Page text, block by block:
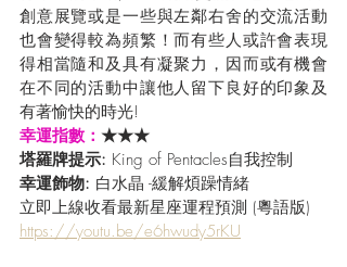
創意展覽或是一些與左鄰右舍的交流活動
也會變得較為頻繁！而有些人或許會表現
得相當隨和及具有凝聚力，因而或有機會
在不同的活動中讓他人留下良好的印象及
有著愉快的時光!
幸運指數： ★★★
塔羅牌提示: King of Pentacles自我控制
幸運飾物: 白水晶 -緩解煩躁情緒
立即上線收看最新星座運程預測 (粵語版)
https://youtu.be/e6hwudy5rKU